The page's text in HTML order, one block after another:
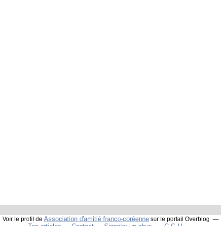
Voir le profil de Association d'amitié franco-coréenne sur le portail Overblog